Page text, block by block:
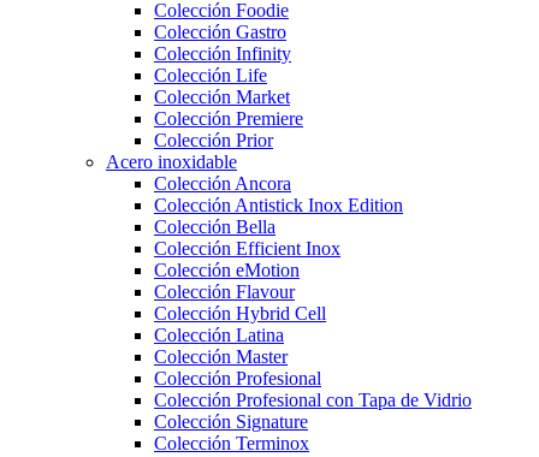
Colección Foodie
Colección Gastro
Colección Infinity
Colección Life
Colección Market
Colección Premiere
Colección Prior
Acero inoxidable
Colección Ancora
Colección Antistick Inox Edition
Colección Bella
Colección Efficient Inox
Colección eMotion
Colección Flavour
Colección Hybrid Cell
Colección Latina
Colección Master
Colección Profesional
Colección Profesional con Tapa de Vidrio
Colección Signature
Colección Terminox